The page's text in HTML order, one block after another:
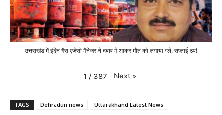
उत्तराखंड में इंडेन गैस एजेंसी मैनेजर ने दबाव में आकर मौत को लगाया गले, सप्लाई ठप!
1 / 387 Next »
TAGS Dehradun news Uttarakhand Latest News